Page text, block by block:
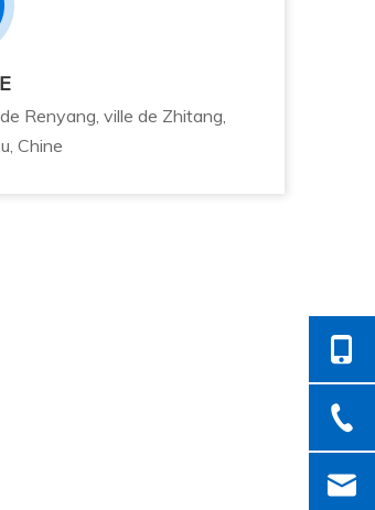
Renyang, ville de Zhitang,
Chine